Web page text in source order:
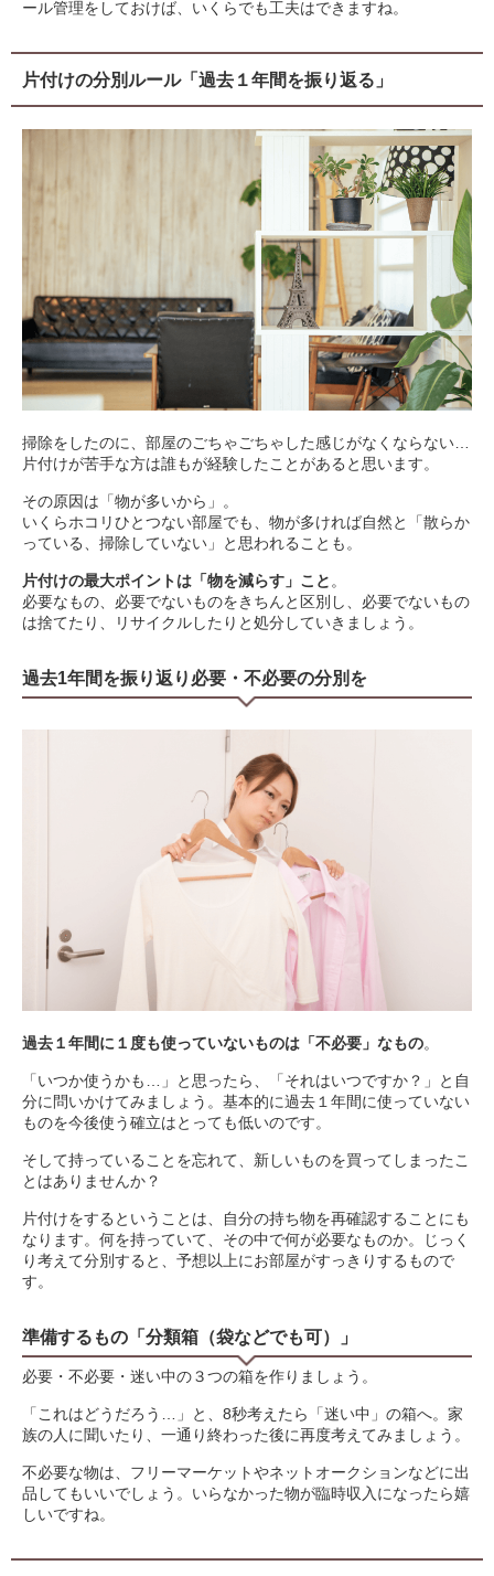
ール管理をしておけば、いくらでも工夫はできますね。
片付けの分別ルール「過去１年間を振り返る」
掃除をしたのに、部屋のごちゃごちゃした感じがなくならない…
片付けが苦手な方は誰もが経験したことがあると思います。
その原因は「物が多いから」。
いくらホコリひとつない部屋でも、物が多ければ自然と「散らか
っている、掃除していない」と思われることも。
片付けの最大ポイントは「物を減らす」こと 。
必要なもの、必要でないものをきちんと区別し、必要でないもの
は捨てたり、リサイクルしたりと処分していきましょう。
過去1年間を振り返り必要・不必要の分別を
過去１年間に１度も使っていないものは「不必要」なもの。
「いつか使うかも…」と思ったら、「それはいつですか？」と自
分に問いかけてみましょう。基本的に過去１年間に使っていない
ものを今後使う確立はとっても低いのです。
そして持っていることを忘れて、新しいものを買ってしまったこ
とはありませんか？
片付けをするということは、自分の持ち物を再確認することにも
なります。何を持っていて、その中で何が必要なものか。じっく
り考えて分別すると、予想以上にお部屋がすっきりするもので
す。
準備するもの「分類箱（袋などでも可）」
必要・不必要・迷い中の３つの箱を作りましょう。
「これはどうだろう…」と、8秒考えたら「迷い中」の箱へ。家
族の人に聞いたり、一通り終わった後に再度考えてみましょう。
不必要な物は、フリーマーケットやネットオークションなどに出
品してもいいでしょう。いらなかった物が臨時収入になったら嬉
しいですね。